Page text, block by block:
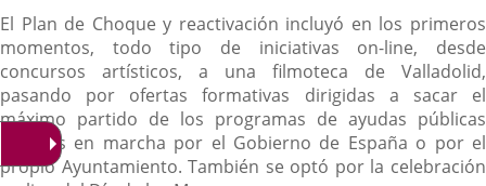
El Plan de Choque y reactivación incluyó en los primeros
momentos, todo tipo de iniciativas on-line, desde
concursos artísticos, a una filmoteca de Valladolid,
pasando por ofertas formativas dirigidas a sacar el
máximo partido de los programas de ayudas públicas
puestos en marcha por el Gobierno de España o por el
propio Ayuntamiento. También se optó por la celebración